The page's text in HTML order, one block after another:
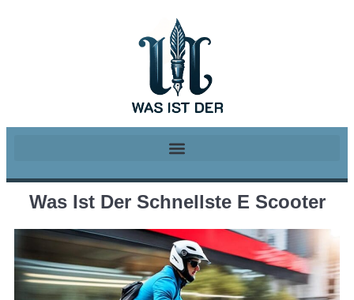
Was Ist Der Schnellste E Scooter